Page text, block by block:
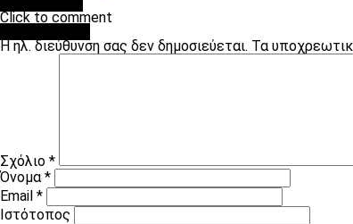
Click to comment
Η ηλ. διεύθυνση σας δεν δημοσιεύεται. Τα
Σχόλιο *
Όνομα*
Email *
Ιστότοπος